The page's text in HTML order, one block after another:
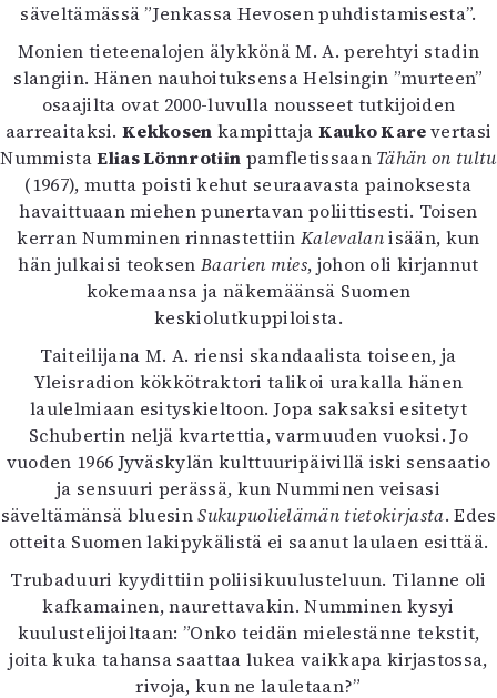
säveltämässä ”Jenkassa Hevosen puhdistamisesta”.
Monien tieteenalojen älykkönä M. A. perehtyi stadin
slangiin. Hänen nauhoituksensa Helsingin ”murteen”
osaajilta ovat 2000-luvulla nousseet tutkijoiden
aarreaitaksi.Kekkosen kampittaja Kauko Karevertasi
NummistaElias Lönnrotiin pamfletissaan Tähän on tultu
(1967), mutta poisti kehut seuraavasta painoksesta
havaittuaan miehen punertavan poliittisesti. Toisen
kerran Numminen rinnastettiinKalevalanisään, kun
hän julkaisi teoksenBaarien mies, johon oli kirjannut
kokemaansa ja näkemäänsä Suomen
keskiolutkuppiloista.
Taiteilijana M. A. riensi skandaalista toiseen, ja
Yleisradion kökkötraktori talikoi urakalla hänen
laulelmiaan esityskieltoon. Jopa saksaksi esitetyt
Schubertin neljä kvartettia, varmuuden vuoksi. Jo
vuoden 1966 Jyväskylän kulttuuripäivillä iski sensaatio
ja sensuuri perässä, kun Numminen veisasi
säveltämänsä bluesinSukupuolielämän tietokirjasta. Edes
otteita Suomen lakipykälistä ei saanut laulaen esittää.
Trubaduuri kyydittiin poliisikuulusteluun. Tilanne oli
kafkamainen, naurettavakin. Numminen kysyi
kuulustelijoiltaan: ”Onko teidän mielestänne tekstit,
joita kuka tahansa saattaa lukea vaikkapa kirjastossa,
rivoja, kun ne lauletaan?”